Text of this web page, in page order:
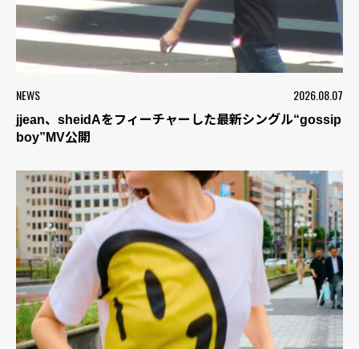
NEWS 2026.08.07
jjean、sheidAをフィーチャーした最新シングル“gossip
boy”MV公開